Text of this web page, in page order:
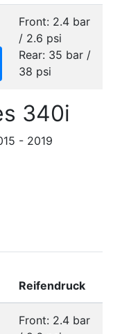
Front: 2.4 bar
/ 2.6 psi
Rear: 35 bar /
38 psi
340i
- 2019
Reifendruck
Front: 2.4 bar